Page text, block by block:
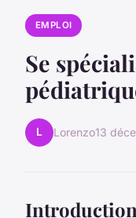
EMPLOI
Se
L Lorenzo13
Introduction